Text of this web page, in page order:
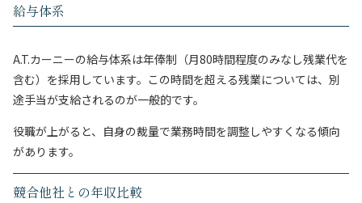
給与体系
A.T.カーニーの給与体系は年俸制（月80時間程度のみなし残業代を
含む）を採用しています。この時間を超える残業については、別
途手当が支給されるのが一般的です。
役職が上がると、自身の裁量で業務時間を調整しやすくなる傾向
があります。
競合他社との年収比較